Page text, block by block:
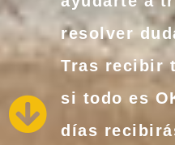
resolver
Tras recibir
si todo es
días